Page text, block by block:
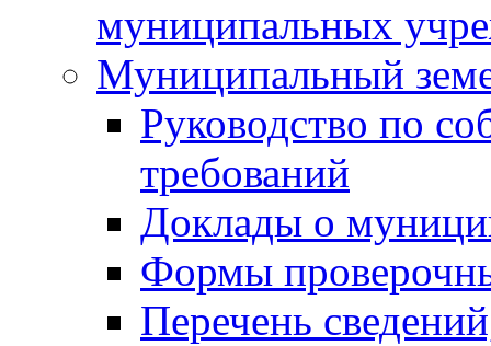
муниципальных
Муниципальный
Руководство по
требований
Доклады о
Формы
Перечень